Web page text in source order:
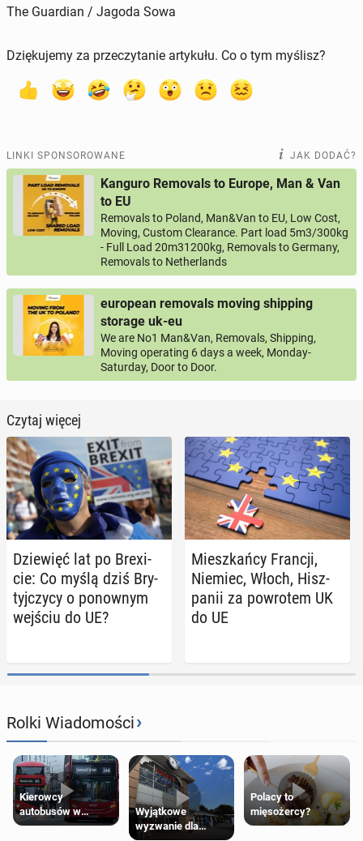
The Guardian / Jagoda Sowa
Dziękujemy za przeczytanie artykułu. Co o tym myślisz?
LINKI SPONSOROWANE JAK DODAĆ?
Kanguro Removals to Europe, Man & Van
to EU
Removals to Poland, Man&Van to EU, Low Cost,
Moving, Custom Clearance. Part load 5m3/300kg
- Full Load 20m31200kg, Removals to Germany,
Removals to Netherlands
european removals moving shipping
storage uk-eu
We are No1 Man&Van, Removals, Shipping,
Moving operating 6 days a week, Monday-
Saturday, Door to Door.
Czytaj więcej
Dzie­więć lat po Bre­xi­
cie: Co myślą dziś Bry­
tyj­czy­cy o po­now­nym
wejściu do UE?
Miesz­kań­cy Francji,
Niemiec, Włoch, Hisz­
pa­nii za po­wro­tem UK
do UE
Rolki Wiadomości›
Kierowcy
autobusów w
Londynie
Wyjątkowe
wyzwanie dla
Polacy to
mięsożercy?